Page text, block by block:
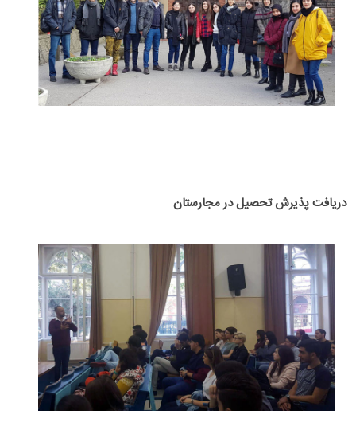
دریافت پذیرش تحصیل در مجارستان